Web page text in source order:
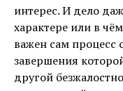
интерес. И дело
характере или в
важен сам процесс
завершения
другой